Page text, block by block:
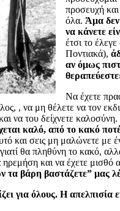
προσευχή και
όλα. Άμα δεν
να κάνετε
έτσι το έλεγε
Ποντιακά),
αν όμως
Να έχετε
, να μη θέλετε να τον
να του δείχνετε καλοσύνη.
καλό, από το κακό ποτέ
και σεις μη μαλώνετε με
θα πληθύνη το κακό,
και να έχετε μισθό
τα βάρη βαστάζετε” μας
για όλους. Η απελπισία